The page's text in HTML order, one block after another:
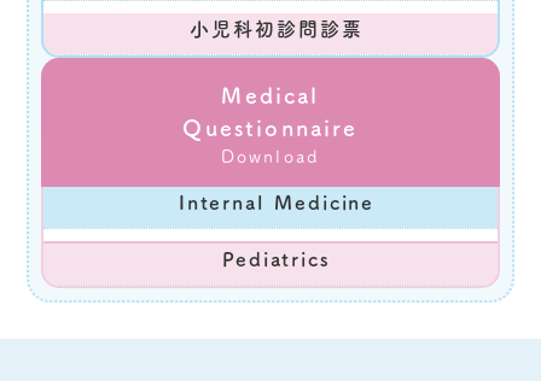
小児科初診問診票
Medical
Questionnaire
Download
Internal Medicine
Pediatrics